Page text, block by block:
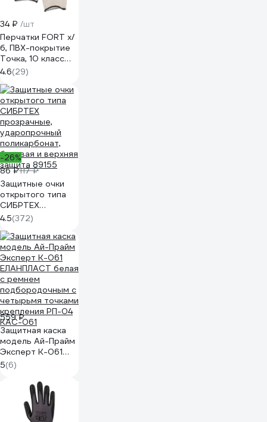
34 ₽ /шт
Перчатки FORT х/
б, ПВХ-покрытие
Точка, 10 класс
00501464798
4.6(29)
-26%
86 ₽117 ₽
Защитные очки
открытого типа
СИБРТЕХ
прозрачные,
ударопрочный
поликарбонат,
боковая и верхняя
защита 89155
4.5(372)
559 ₽
Защитная каска
модель Ай-Прайм
Эксперт К-061
ЕЛАНПЛАСТ белая
с ремнем
подбородочным с
четырьмя точками
крепления РП-04
КАС-061
5(6)